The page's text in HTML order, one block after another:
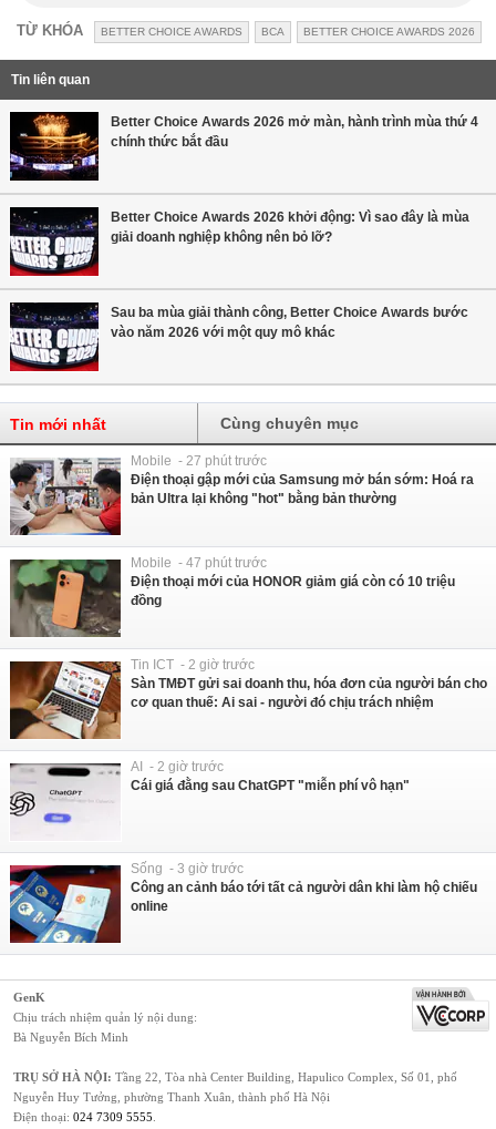
TỪ KHÓA BETTER CHOICE AWARDS BCA BETTER CHOICE AWARDS 2026
Tin liên quan
Better Choice Awards 2026 mở màn, hành trình mùa thứ 4
chính thức bắt đầu
Better Choice Awards 2026 khởi động: Vì sao đây là mùa
giải doanh nghiệp không nên bỏ lỡ?
Sau ba mùa giải thành công, Better Choice Awards bước
vào năm 2026 với một quy mô khác
Tin mới nhất Cùng chuyên mục
Mobile - 27 phút trước
Điện thoại gập mới của Samsung mở bán sớm: Hoá ra
bản Ultra lại không "hot" bằng bản thường
Mobile - 47 phút trước
Điện thoại mới của HONOR giảm giá còn có 10 triệu
đồng
Tin ICT - 2 giờ trước
Sàn TMĐT gửi sai doanh thu, hóa đơn của người bán cho
cơ quan thuế: Ai sai - người đó chịu trách nhiệm
AI - 2 giờ trước
Cái giá đằng sau ChatGPT "miễn phí vô hạn"
Sống - 3 giờ trước
Công an cảnh báo tới tất cả người dân khi làm hộ chiếu
online
GenK
Chịu trách nhiệm quản lý nội dung:
Bà Nguyễn Bích Minh
TRỤ SỞ HÀ NỘI: Tầng 22, Tòa nhà Center Building, Hapulico Complex, Số 01, phố
Nguyễn Huy Tưởng, phường Thanh Xuân, thành phố Hà Nội
Điện thoại: 024 7309 5555